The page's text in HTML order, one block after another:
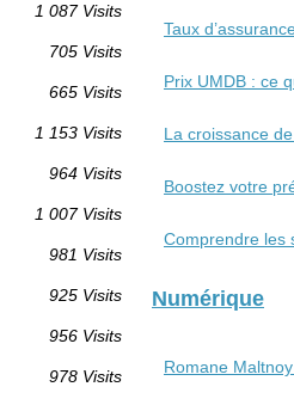
1 087 Visits
705 Visits
665 Visits
1 153 Visits
964 Visits
1 007 Visits
981 Visits
925 Visits
956 Visits
978 Visits
Taux
Prix UMDB : ce
La croissance de
Boostez votre
Comprendre les
Numérique
Romane Maltnoy